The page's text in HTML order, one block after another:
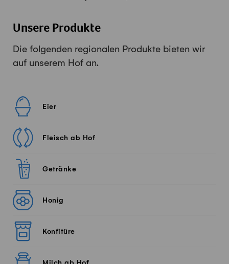
Unsere Produkte
Die folgenden regionalen Produkte bieten wir
auf unserem Hof an.
Eier
Fleisch ab Hof
Getränke
Honig
Konfitüre